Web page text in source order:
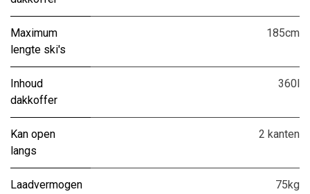
Maximum
lengte ski's
185cm
Inhoud
dakkoffer
360l
Kan open
langs
2 kanten
Laadvermogen
75kg